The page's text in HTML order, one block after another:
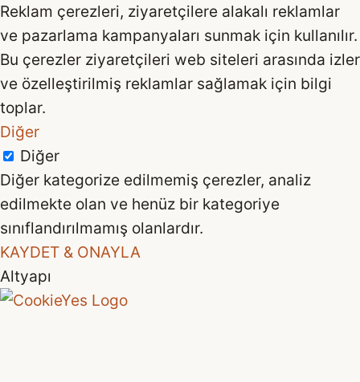
Reklam çerezleri, ziyaretçilere alakalı reklamlar
ve pazarlama kampanyaları sunmak için kullanılır.
Bu çerezler ziyaretçileri web siteleri arasında izler
ve özelleştirilmiş reklamlar sağlamak için bilgi
toplar.
Diğer
Diğer
Diğer kategorize edilmemiş çerezler, analiz
edilmekte olan ve henüz bir kategoriye
sınıflandırılmamış olanlardır.
KAYDET & ONAYLA
Altyapı